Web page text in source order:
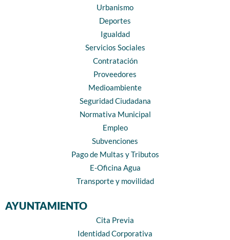
Urbanismo
Deportes
Igualdad
Servicios Sociales
Contratación
Proveedores
Medioambiente
Seguridad Ciudadana
Normativa Municipal
Empleo
Subvenciones
Pago de Multas y Tributos
E-Oficina Agua
Transporte y movilidad
AYUNTAMIENTO
Cita Previa
Identidad Corporativa